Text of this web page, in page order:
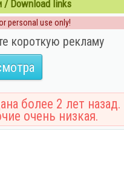
Download links
personal use only!
короткую рекламу
более 2 лет назад.
очень низкая.